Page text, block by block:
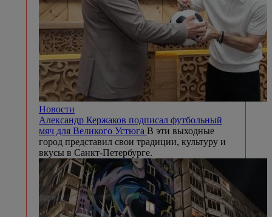
Новости
Александр Кержаков подписал футбольный
мяч для Великого Устюга В эти выходные
город представил свои традиции, культуру и
вкусы в Санкт-Петербурге.